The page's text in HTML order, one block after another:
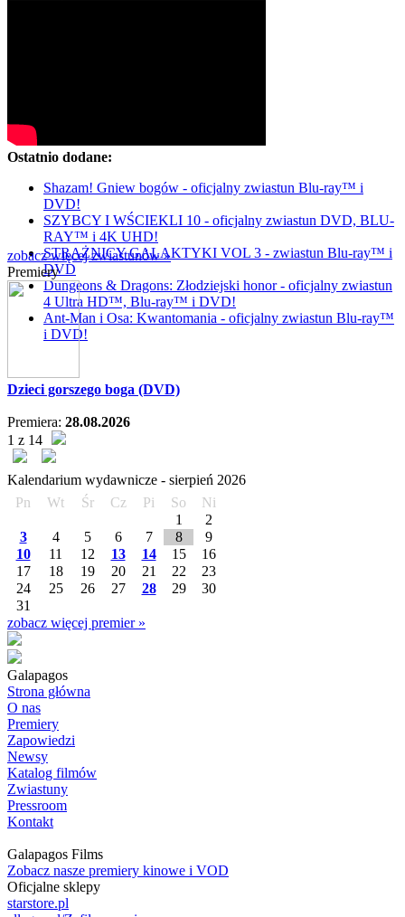
Ostatnio dodane:
Shazam! Gniew bogów - oficjalny zwiastun Blu-ray™ i
DVD!
SZYBCY I WŚCIEKLI 10 - oficjalny zwiastun DVD, BLU-
RAY™ i 4K UHD!
STRAŻNICY GALAKTYKI VOL 3 - zwiastun Blu-ray™ i
DVD
Dungeons & Dragons: Złodziejski honor - oficjalny zwiastun
4 Ultra HD™, Blu-ray™ i DVD!
Ant-Man i Osa: Kwantomania - oficjalny zwiastun Blu-ray™
i DVD!
zobacz więcej zwiastunów »
Premiery
Dzieci gorszego boga (DVD)
Premiera: 28.08.2026
1 z 14
Kalendarium wydawnicze - sierpień 2026
Pn
Wt Śr Cz Pi So
Ni
1
2
3
4 5 6 7 8
9
10
11 12 13 14 15
16
17
18 19 20 21 22
23
24
25 26 27 28 29
30
31
zobacz więcej premier »
Galapagos
Strona główna
O nas
Premiery
Zapowiedzi
Newsy
Katalog filmów
Zwiastuny
Pressroom
Kontakt
Galapagos Films
Zobacz nasze premiery kinowe i VOD
Oficjalne sklepy
starstore.pl